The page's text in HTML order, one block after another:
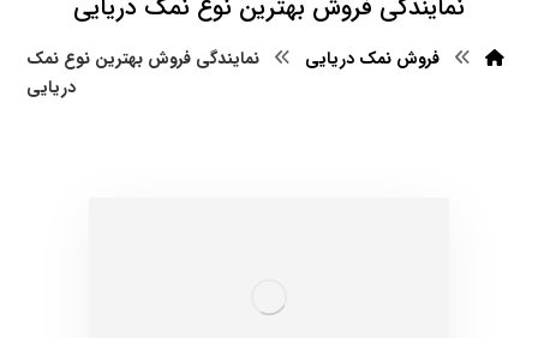
نمایندگی فروش بهترین نوع نمک دریایی
فروش نمک دریایی
نمایندگی فروش بهترین نوع نمک
دریایی